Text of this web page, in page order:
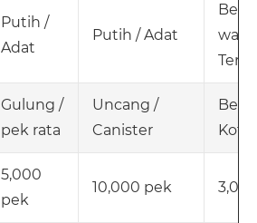
Putih /
Adat
Putih / Adat
Gulung /
pek rata
Uncang /
Canister
Beg /
5,000
pek
10,000 pek